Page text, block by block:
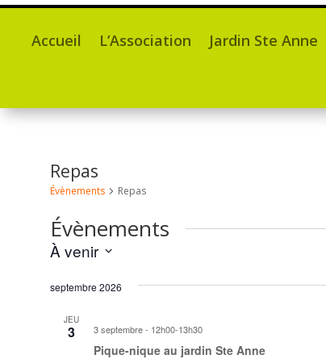
Accueil L’Association Jardin Ste Anne
Repas
Évènements Repas
Évènements
À venir
une
date.
septembre 2026
JEU
3
Pique-nique au jardin Ste Anne
3 septembre - 12h00-13h30